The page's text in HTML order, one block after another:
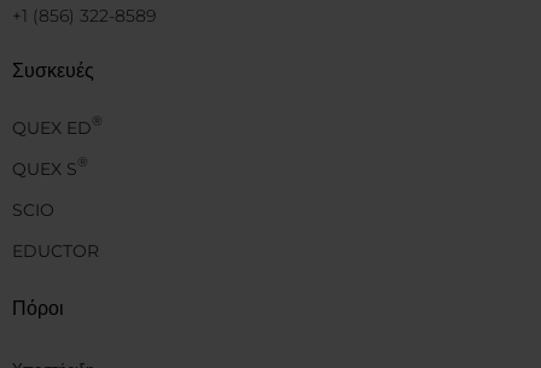
+1 (856) 322-8589
Συσκευές
QUEX ED®
QUEX S®
SCIO
EDUCTOR
Πόροι